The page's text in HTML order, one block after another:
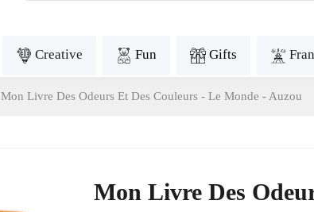
Creative Fun Gifts
Mon Livre Des Odeurs Et Des Couleurs - Le Monde - Auzou
Mon Livre Des